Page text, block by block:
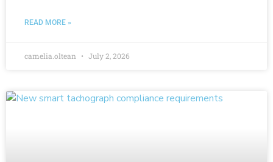
READ MORE »
camelia.oltean July 2, 2026